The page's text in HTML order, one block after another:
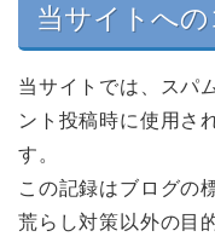
当サイトへ
当サイトでは、スパ
ント投稿時に使用さ
す。
この記録はブログの
荒らし対策以外の目